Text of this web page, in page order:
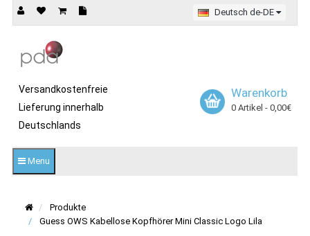
Deutsch de-DE
Versandkostenfreie
Lieferung innerhalb
Deutschlands
Warenkorb
0 Artikel - 0,00€
Menu
Produkte
Guess OWS Kabellose Kopfhörer Mini Classic Logo Lila